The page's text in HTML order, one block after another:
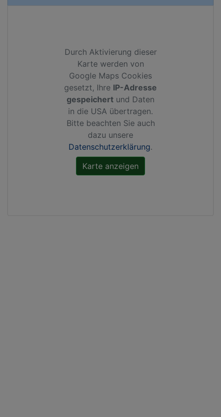
Durch Aktivierung dieser
Karte werden von
Google Maps Cookies
gesetzt, Ihre IP-Adresse
gespeichert und Daten
in die USA übertragen.
Bitte beachten Sie auch
dazu unsere
Datenschutzerklärung.